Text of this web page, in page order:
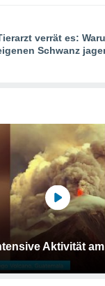
verrät es:
Schwanz
Aktivität